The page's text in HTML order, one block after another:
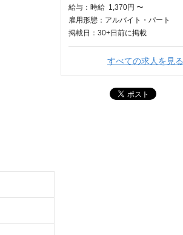
給与： 時給 1,370円 〜
雇用形態：アルバイト・パート
掲載日： 30+日 前に掲載
すべての求人を見る